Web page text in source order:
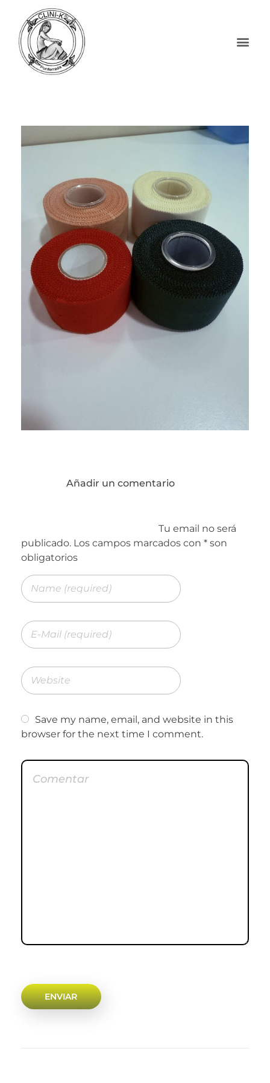
Save my name, email, and website in this
browser for the next time I comment.